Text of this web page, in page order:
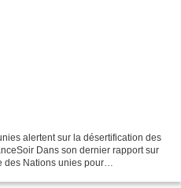
alertent sur la désertification des
Dans son dernier rapport sur
des Nations unies pour